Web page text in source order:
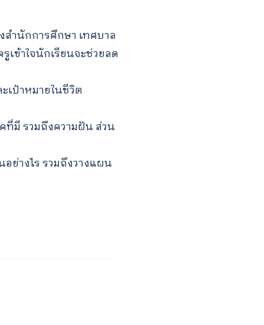
ำนักการศึกษา เทศบาล
เข้าใจนักเรียนจะช่วยลด
ป้าหมายในชีวิต
ที่มี รวมถึงความฝัน ส่วน
ย่างไร รวมถึงวางแผน